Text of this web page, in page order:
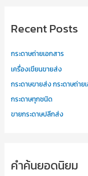
Recent Posts
กระดาษถ่ายเอกสาร
เครื่องเขียนขายส่ง
กระดาษขายส่ง กระดาษถ่าย
กระดาษทุกชนิด
ขายกระดาษปลีกส่ง
คำค้นยอดนิยม